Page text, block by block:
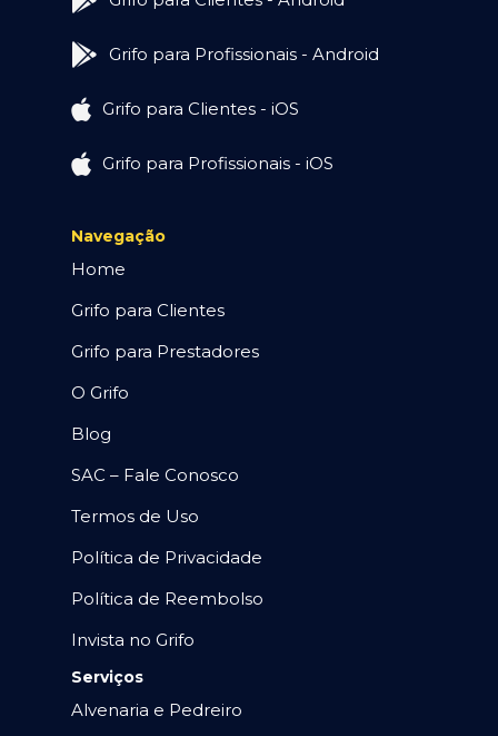
Grifo para Profissionais - Android
Grifo para Clientes - iOS
Grifo para Profissionais - iOS
Navegação
Home
Grifo para Clientes
Grifo para Prestadores
O Grifo
Blog
SAC – Fale Conosco
Termos de Uso
Política de Privacidade
Política de Reembolso
Invista no Grifo
Serviços
Alvenaria e Pedreiro